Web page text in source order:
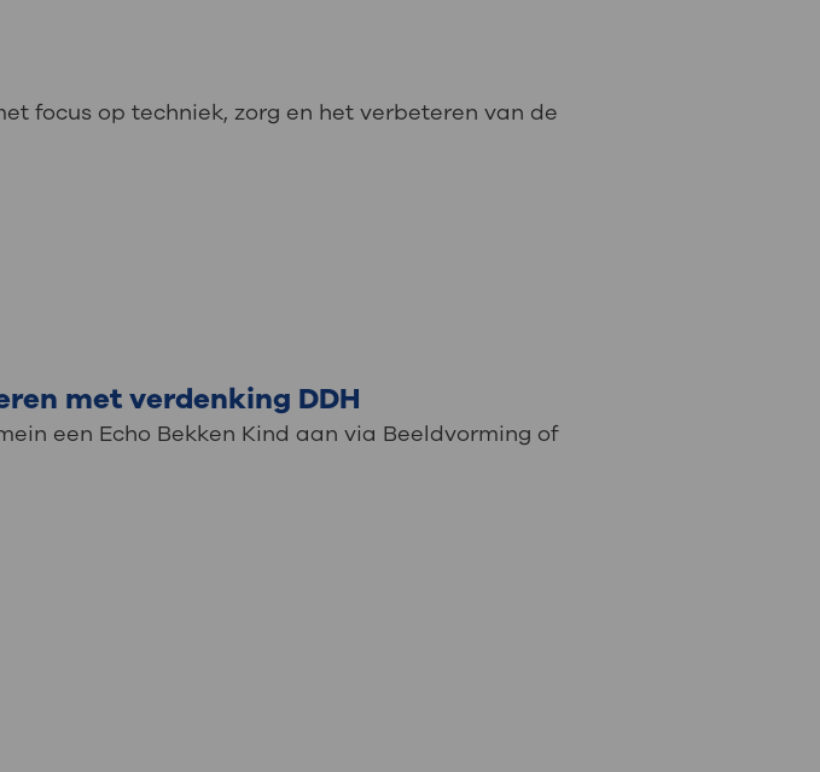
focus op techniek, zorg en het verbeteren van de
met verdenking DDH
een Echo Bekken Kind aan via Beeldvorming of